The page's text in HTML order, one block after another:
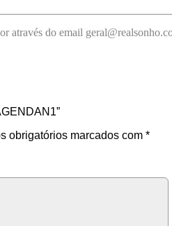
através do email
obrigatórios marcados com *